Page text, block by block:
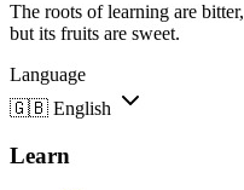
The roots of learning are bitter,
but its fruits are sweet.
Language
🇬🇧 English
Learn